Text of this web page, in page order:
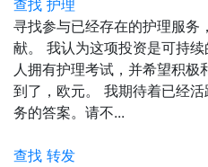
查找 护理
寻找参与已经存在的护理服务
献。 我认为这项投资是可持
人拥有护理考试，并希望积极
到了，欧元。 我期待着已经
务的答案。请不...
查找 转发